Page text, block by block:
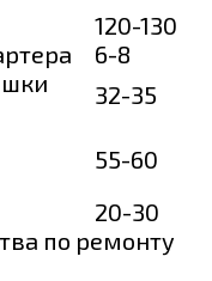
120-130
6-8
32-35
55-60
20-30
по ремонту